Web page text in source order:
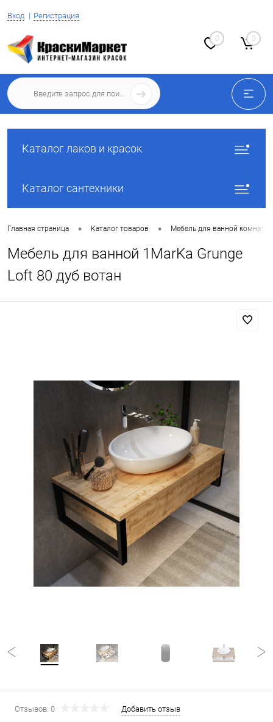
Вход Регистрация
0 0
Каталог лаков и красок
Каталог сантехники
Главная страница • Каталог товаров • Мебель для ванной комнаты
Мебель для ванной 1MarKa Grunge
Loft 80 дуб вотан
Отзывов: 0 Добавить отзыв